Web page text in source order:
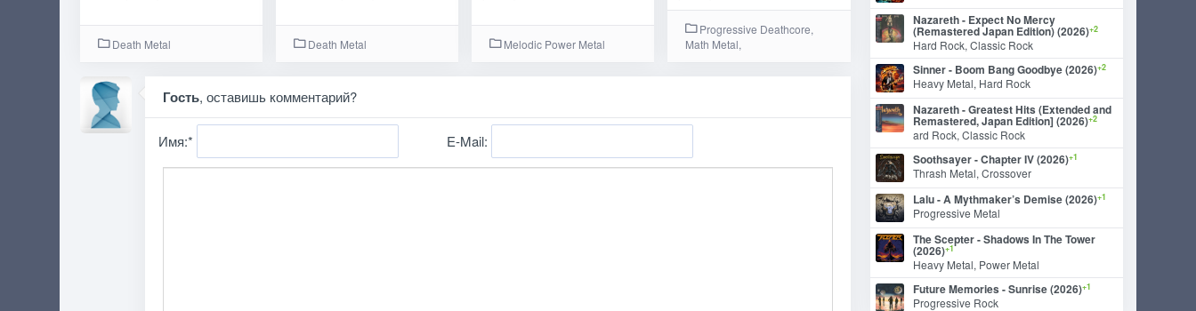
Death Metal Death Metal Melodic Power Metal
Progressive Deathcore,
Math Metal,
Гость, оставишь комментарий?
Имя:* E-Mail:
Nazareth - Expect No Mercy
(Remastered Japan Edition) (2026)+2
Hard Rock, Classic Rock
Sinner - Boom Bang Goodbye (2026)+2
Heavy Metal, Hard Rock
Nazareth - Greatest Hits (Extended and
Remastered, Japan Edition] (2026)+2
ard Rock, Classic Rock
Soothsayer - Chapter IV (2026)+1
Thrash Metal, Crossover
Lalu - A Mythmaker’s Demise (2026)+1
Progressive Metal
The Scepter - Shadows In The Tower
(2026)+1
Heavy Metal, Power Metal
Future Memories - Sunrise (2026)+1
Progressive Rock